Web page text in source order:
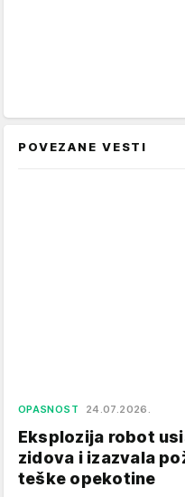
POVEZANE VESTI
OPASNOST 24.07.2026.
Eksplozija robot
zidova i izazvala
teške opekotine